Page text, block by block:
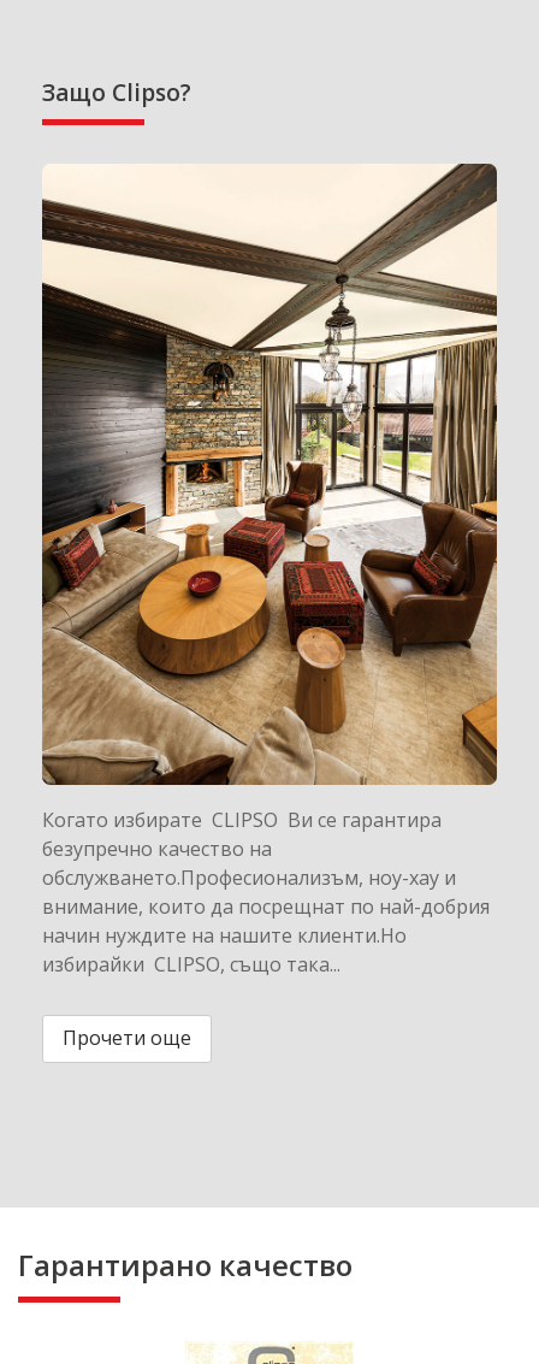
Защо Clipso?
Когато избирате CLIPSO Ви се гарантира
безупречно качество на
обслужването.Професионализъм, ноу-хау и
внимание, които да посрещнат по най-добрия
начин нуждите на нашите клиенти.Но
избирайки CLIPSO, също така...
Прочети още
Гарантирано качество